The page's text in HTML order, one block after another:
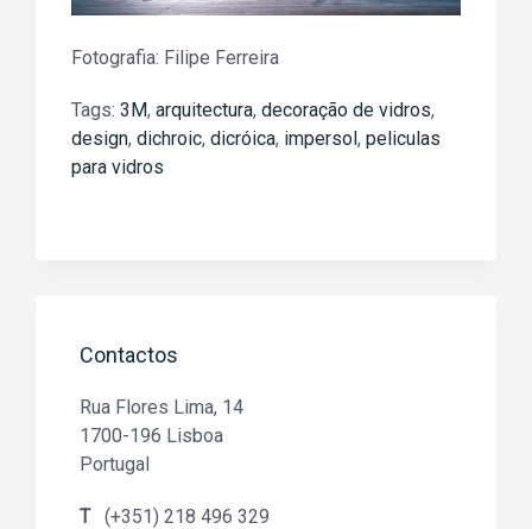
Fotografia: Filipe Ferreira
Tags: 3M, arquitectura, decoração de vidros,
design, dichroic, dicróica, impersol, peliculas
para vidros
Contactos
Rua Flores Lima, 14
1700-196 Lisboa
Portugal
T (+351) 218 496 329